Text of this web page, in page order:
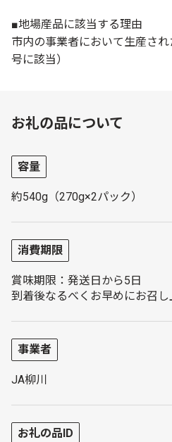
■地場産品に該当する理由
市内の事業者において生産さ
号に該当）
お礼の品について
容量
約540g（270g×2パック）
消費期限
賞味期限：発送日から5日
到着後なるべくお早めにお召し
事業者
JA柳川
お礼の品ID